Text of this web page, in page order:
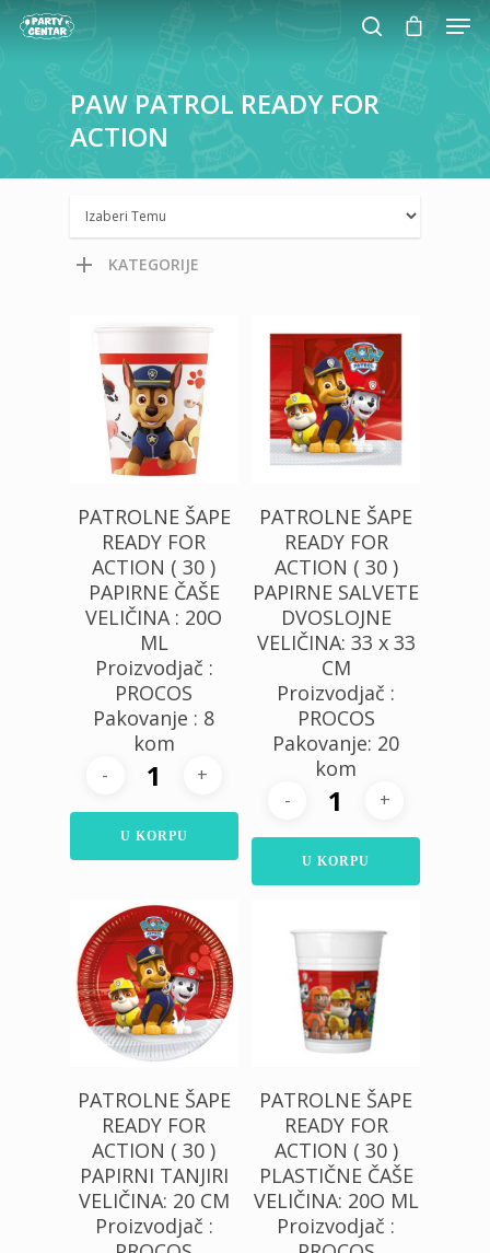
Hit enter to search or ESC to close
PAW PATROL READY FOR
ACTION
KATEGORIJE
350,00RSD
PATROLNE ŠAPE
READY FOR
ACTION ( 30 )
PAPIRNE ČAŠE
VELIČINA : 20O
ML
Proizvodjač :
PROCOS
Pakovanje : 8
kom
U KORPU
300,00RSD
PATROLNE ŠAPE
READY FOR
ACTION ( 30 )
PAPIRNE SALVETE
DVOSLOJNE
VELIČINA: 33 x 33
CM
Proizvodjač :
PROCOS
Pakovanje: 20
kom
U KORPU
280,00RSD
PATROLNE ŠAPE
READY FOR
ACTION ( 30 )
PAPIRNI TANJIRI
VELIČINA: 20 CM
Proizvodjač :
200,00RSD
PATROLNE ŠAPE
READY FOR
ACTION ( 30 )
PLASTIČNE ČAŠE
VELIČINA: 20O ML
Proizvodjač :